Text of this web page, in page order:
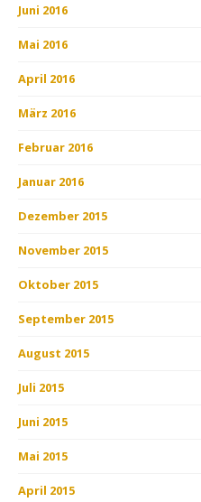
Juni 2016
Mai 2016
April 2016
März 2016
Februar 2016
Januar 2016
Dezember 2015
November 2015
Oktober 2015
September 2015
August 2015
Juli 2015
Juni 2015
Mai 2015
April 2015